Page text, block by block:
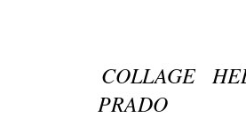
COLLAGE
PRADO